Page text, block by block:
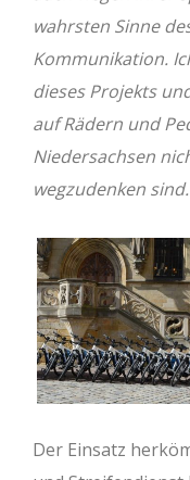
wahrsten Sinne
Kommunikation.
dieses Projekts
auf Rädern und
Niedersachsen
wegzudenken
Der Einsatz